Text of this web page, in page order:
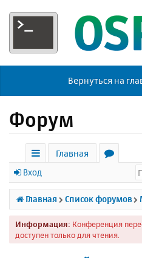
Вернуться на
Форум
с
ы
л
к
Главная
р
у
м
Вход
Главная Список форумов
Информация: Конференция
доступен только для чтения.